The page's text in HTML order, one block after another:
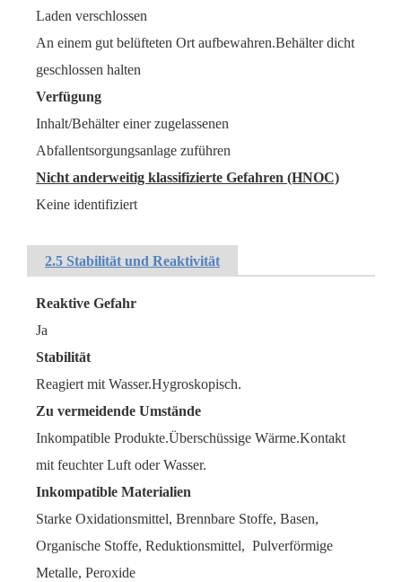
Laden verschlossen
An einem gut belüfteten Ort aufbewahren.Behälter dicht
geschlossen halten
Verfügung
Inhalt/Behälter einer zugelassenen
Abfallentsorgungsanlage zuführen
Nicht anderweitig klassifizierte Gefahren (HNOC)
Keine identifiziert
2.5 Stabilität und Reaktivität
Reaktive Gefahr
Ja
Stabilität
Reagiert mit Wasser.Hygroskopisch.
Zu vermeidende Umstände
Inkompatible Produkte.Überschüssige Wärme.Kontakt
mit feuchter Luft oder Wasser.
Inkompatible Materialien
Starke Oxidationsmittel, Brennbare Stoffe, Basen,
Organische Stoffe, Reduktionsmittel, Pulverförmige
Metalle, Peroxide